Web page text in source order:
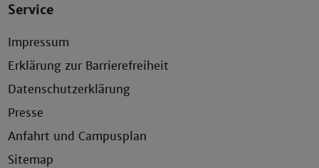
Service
Impressum
Erklärung zur Barrierefreiheit
Datenschutzerklärung
Presse
Anfahrt und Campusplan
Sitemap